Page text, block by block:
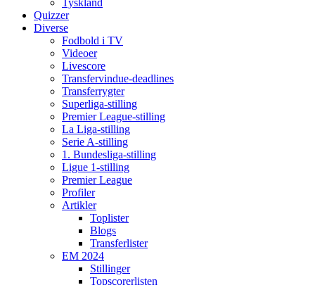
Tyskland
Quizzer
Diverse
Fodbold i TV
Videoer
Livescore
Transfervindue-deadlines
Transferrygter
Superliga-stilling
Premier League-stilling
La Liga-stilling
Serie A-stilling
1. Bundesliga-stilling
Ligue 1-stilling
Premier League
Profiler
Artikler
Toplister
Blogs
Transferlister
EM 2024
Stillinger
Topscorerlisten